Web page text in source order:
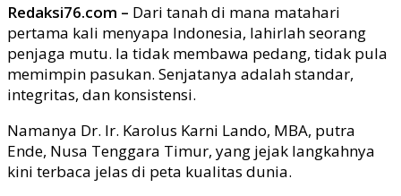
Redaksi76.com – Dari tanah di mana matahari
pertama kali menyapa Indonesia, lahirlah seorang
penjaga mutu. Ia tidak membawa pedang, tidak pula
memimpin pasukan. Senjatanya adalah standar,
integritas, dan konsistensi.
Namanya Dr. Ir. Karolus Karni Lando, MBA, putra
Ende, Nusa Tenggara Timur, yang jejak langkahnya
kini terbaca jelas di peta kualitas dunia.